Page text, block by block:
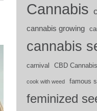
Cannabis
cannabis growing
cannabis
carnival CBD Cannabis
cook with weed famous
feminized